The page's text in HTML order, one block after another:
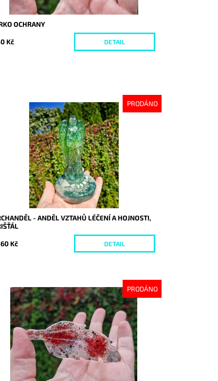
OCHRANY
Kč DETAIL
PRODÁNO
Vyprodáno
10353
- ANDĚL VZTAHŮ LÉČENÍ A HOJNOSTI,
Kč DETAIL
PRODÁNO
Vyprodáno
10386